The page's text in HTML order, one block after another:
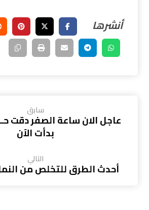
سابق
عاجل الان ساعة الصفر دقت
بدأت الآن
التالي
أحدث الطرق للتخلص من